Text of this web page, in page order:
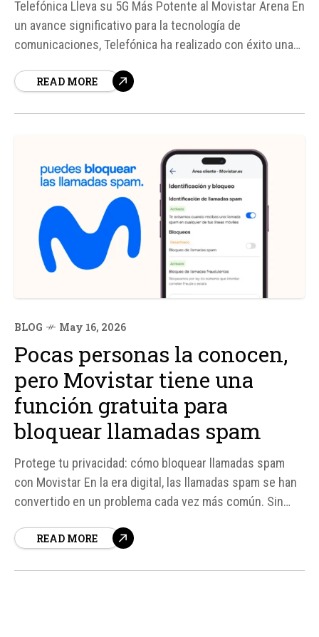
Telefónica Lleva su 5G Más Potente al Movistar Arena En
un avance significativo para la tecnología de
comunicaciones, Telefónica ha realizado con éxito una
también conocida como mmWave o banda milimétrica,
READ MORE
BLOG May 16, 2026
Pocas personas la conocen,
pero Movistar tiene una
función gratuita para
bloquear llamadas spam
Protege tu privacidad: cómo bloquear llamadas spam
con Movistar En la era digital, las llamadas spam se han
convertido en un problema cada vez más común. Sin
introducida por Telefónica en marzo de 2026, los
READ MORE